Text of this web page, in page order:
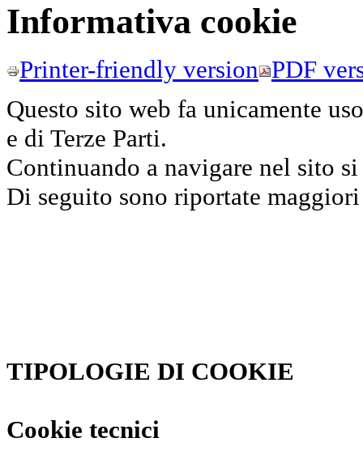
Informativa cookie
Printer-friendly version PDF
Questo sito web fa unicamente
e di Terze Parti.
Continuando a navigare nel sito
Di seguito sono riportate
TIPOLOGIE DI COOKIE
Cookie tecnici